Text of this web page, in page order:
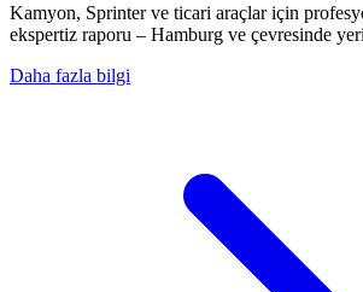
Kamyon, Sprinter ve ticari araçlar için
ekspertiz raporu – Hamburg ve çevresinde
Daha fazla bilgi